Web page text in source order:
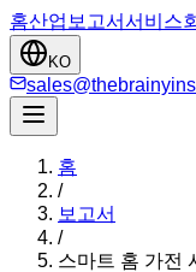
홈산업 보고서서비스
KO
홈
/
보고서
/
스마트 홈 가전